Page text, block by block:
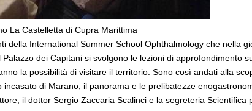
La Castelletta di Cupra Marittima
della International Summer School Ophthalmology che nella
dei Capitani si svolgono le lezioni di approfondimento
la possibilità di visitare il territorio. Sono così andati alla
di Marano, il panorama e le prelibatezze
il dottor Sergio Zaccaria Scalinci e la segreteria